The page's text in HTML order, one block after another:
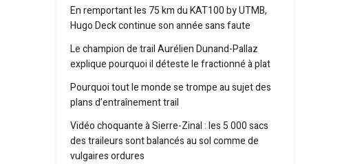
En remportant les 75 km du KAT100 by UTMB,
Hugo Deck continue son année sans faute
Le champion de trail Aurélien Dunand-Pallaz
explique pourquoi il déteste le fractionné à plat
Pourquoi tout le monde se trompe au sujet des
plans d’entraînement trail
Vidéo choquante à Sierre-Zinal : les 5 000 sacs
des traileurs sont balancés au sol comme de
vulgaires ordures